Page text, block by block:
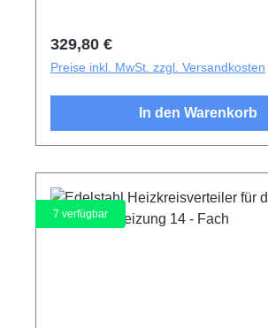
Regulärer Preis:
329,80 €
Preise inkl. MwSt. zzgl. Versandkosten
In den Warenkorb
7 verfügbar